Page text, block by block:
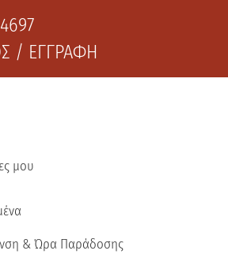
/ ΕΓΓΡΑΦΗ
μου
& Ώρα Παράδοσης